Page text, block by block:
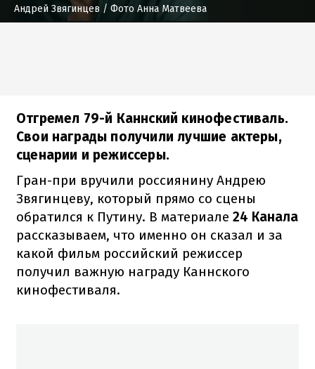
Андрей Звягинцев / Фото Анна Матвеева
Отгремел 79-й Каннский кинофестиваль.
Свои награды получили лучшие актеры,
сценарии и режиссеры.
Гран-при вручили россиянину Андрею
Звягинцеву, который прямо со сцены
обратился к Путину. В материале 24 Канала
рассказываем, что именно он сказал и за
какой фильм российский режиссер
получил важную награду Каннского
кинофестиваля.